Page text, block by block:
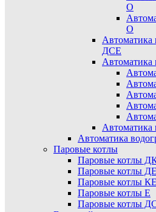
О
О
Автоматика
ДСЕ
Автоматика
Автоматика
Автоматика
Паровые котлы
Паровые котлы
Паровые котлы ДЕ
Паровые котлы КЕ
Паровые котлы Е
Паровые котлы